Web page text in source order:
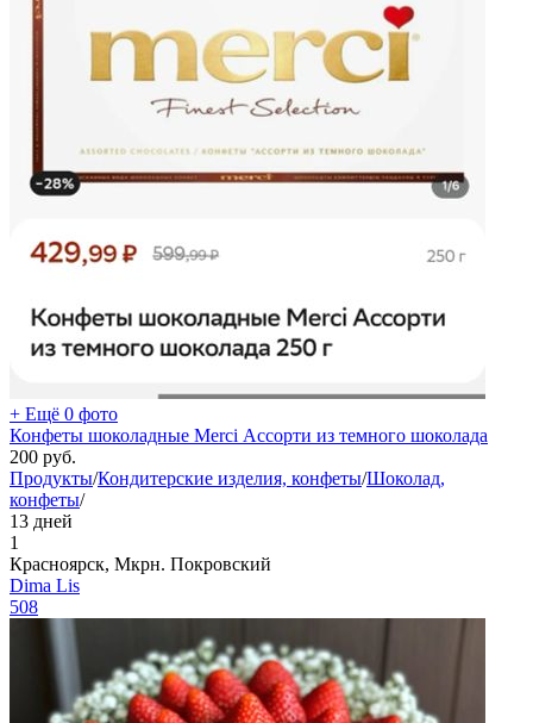
+ Ещё 0 фото
Конфеты шоколадные Merci Ассорти из темного шоколада
200 руб.
Продукты/Кондитерские изделия, конфеты/Шоколад,
конфеты/
13 дней
1
Красноярск, Мкрн. Покровский
Dima Lis
508